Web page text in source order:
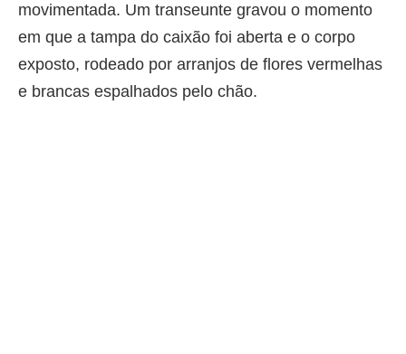
movimentada. Um transeunte gravou o momento
em que a tampa do caixão foi aberta e o corpo
exposto, rodeado por arranjos de flores vermelhas
e brancas espalhados pelo chão.